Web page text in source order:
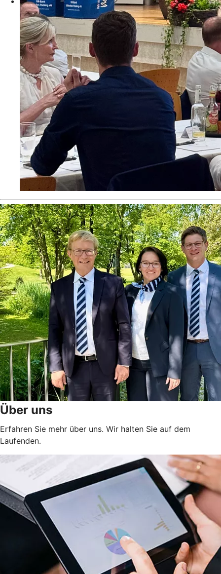
Über uns
Erfahren Sie mehr über uns. Wir halten Sie auf dem
Laufenden.